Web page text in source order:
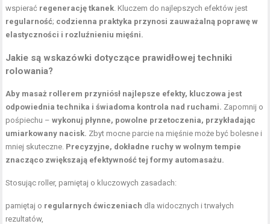
wspierać regenerację tkanek . Kluczem do najlepszych efektów jest
regularność; codzienna praktyka przynosi zauważalną poprawę w
elastyczności i rozluźnieniu mięśni.
Jakie są wskazówki dotyczące prawidłowej techniki
rolowania?
Aby masaż rollerem przyniósł najlepsze efekty, kluczowa jest
odpowiednia technika i świadoma kontrola nad ruchami. Zapomnij o
pośpiechu –wykonuj płynne, powolne przetoczenia, przykładając
umiarkowany nacisk. Zbyt mocne parcie na mięśnie może być bolesne i
mniej skuteczne. Precyzyjne, dokładne ruchy w wolnym tempie
znacząco zwiększają efektywność tej formy automasażu.
Stosując roller, pamiętaj o kluczowych zasadach:
pamiętaj o regularnych ćwiczeniach dla widocznych i trwałych
rezultatów,